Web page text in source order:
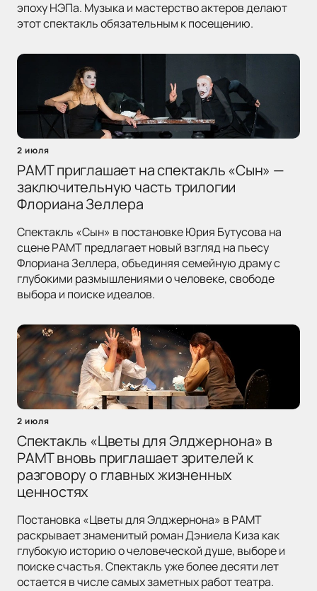
эпоху НЭПа. Музыка и мастерство актеров делают
этот спектакль обязательным к посещению.
2 июля
РАМТ приглашает на спектакль «Сын» —
заключительную часть трилогии
Флориана Зеллера
Спектакль «Сын» в постановке Юрия Бутусова на
сцене РАМТ предлагает новый взгляд на пьесу
Флориана Зеллера, объединяя семейную драму с
глубокими размышлениями о человеке, свободе
выбора и поиске идеалов.
2 июля
Спектакль «Цветы для Элджернона» в
РАМТ вновь приглашает зрителей к
разговору о главных жизненных
ценностях
Постановка «Цветы для Элджернона» в РАМТ
раскрывает знаменитый роман Дэниела Киза как
глубокую историю о человеческой душе, выборе и
поиске счастья. Спектакль уже более десяти лет
остается в числе самых заметных работ театра.